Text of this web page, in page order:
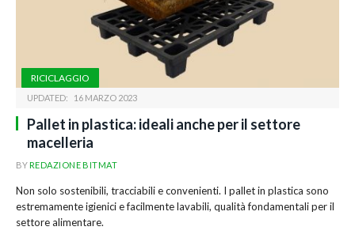
RICICLAGGIO
UPDATED: 16 MARZO 2023
Pallet in plastica: ideali anche per il settore
macelleria
BYREDAZIONE BITMAT
Non solo sostenibili, tracciabili e convenienti. I pallet in plastica sono
estremamente igienici e facilmente lavabili, qualità fondamentali per il
settore alimentare.